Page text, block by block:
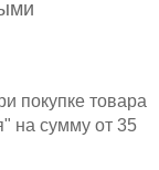
покупке товара
на сумму от 35